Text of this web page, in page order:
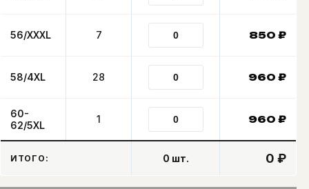
56/XXXL 7 850 ₽
58/4XL 28 960 ₽
60-
62/5XL
1 960 ₽
ИТОГО: 0 шт. 0 ₽